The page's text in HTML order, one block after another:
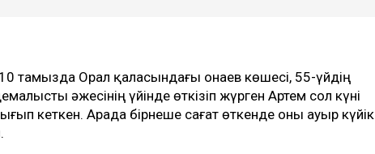
тамызда Орал қаласындағы Қонаев көшесі, 55-үйдің
әжесінің үйінде өткізіп жүрген Артем сол күні
кеткен. Арада бірнеше сағат өткенде оны ауыр күйік